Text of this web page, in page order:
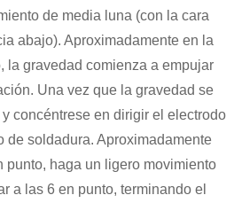
de media luna (con la cara
abajo). Aproximadamente en la
la gravedad comienza a empujar
Una vez que la gravedad se
concéntrese en dirigir el electrodo
de soldadura. Aproximadamente
punto, haga un ligero movimiento
a las 6 en punto, terminando el